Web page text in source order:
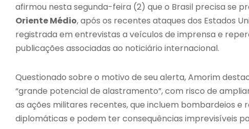
afirmou nesta segunda-feira (2) que o Brasil precisa se
Oriente Médio, após os recentes ataques dos Estados
registrada em entrevistas a veículos de imprensa e
publicações associadas ao noticiário internacional.
Questionado sobre o motivo de seu alerta, Amorim
“grande potencial de alastramento”, com risco de
as ações militares recentes, que incluem bombardeios e
diplomáticas e podem ter consequências imprevisíveis